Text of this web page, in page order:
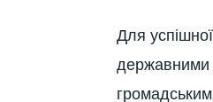
Для
державними